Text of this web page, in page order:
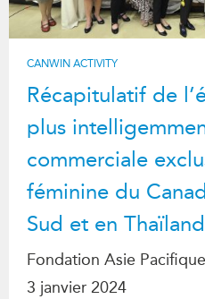
CANWIN ACTIVITY
Récapitulatif de
plus
commerciale
féminine du
Sud et en
Fondation Asie
3 janvier 2024